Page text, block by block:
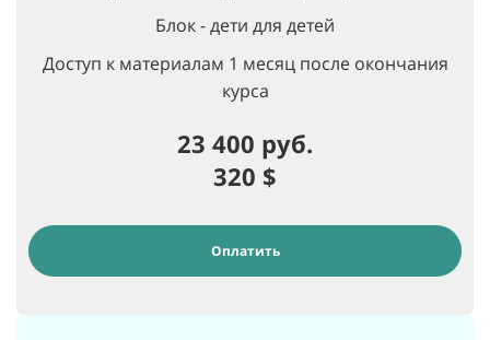
Блок - дети для детей
Доступ к материалам 1 месяц после окончания
курса
23 400 руб.
320 $
Оплатить